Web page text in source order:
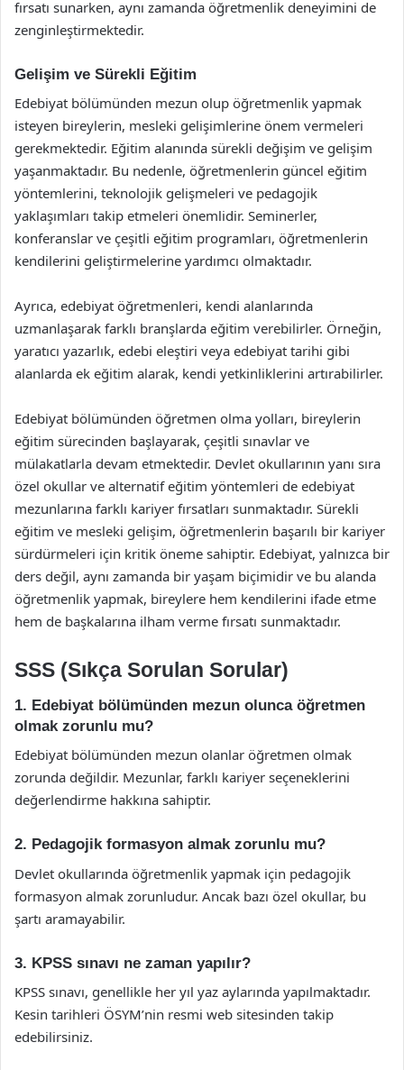
fırsatı sunarken, aynı zamanda öğretmenlik deneyimini de
zenginleştirmektedir.
Gelişim ve Sürekli Eğitim
Edebiyat bölümünden mezun olup öğretmenlik yapmak
isteyen bireylerin, mesleki gelişimlerine önem vermeleri
gerekmektedir. Eğitim alanında sürekli değişim ve gelişim
yaşanmaktadır. Bu nedenle, öğretmenlerin güncel eğitim
yöntemlerini, teknolojik gelişmeleri ve pedagojik
yaklaşımları takip etmeleri önemlidir. Seminerler,
konferanslar ve çeşitli eğitim programları, öğretmenlerin
kendilerini geliştirmelerine yardımcı olmaktadır.
Ayrıca, edebiyat öğretmenleri, kendi alanlarında
uzmanlaşarak farklı branşlarda eğitim verebilirler. Örneğin,
yaratıcı yazarlık, edebi eleştiri veya edebiyat tarihi gibi
alanlarda ek eğitim alarak, kendi yetkinliklerini artırabilirler.
Edebiyat bölümünden öğretmen olma yolları, bireylerin
eğitim sürecinden başlayarak, çeşitli sınavlar ve
mülakatlarla devam etmektedir. Devlet okullarının yanı sıra
özel okullar ve alternatif eğitim yöntemleri de edebiyat
mezunlarına farklı kariyer fırsatları sunmaktadır. Sürekli
eğitim ve mesleki gelişim, öğretmenlerin başarılı bir kariyer
sürdürmeleri için kritik öneme sahiptir. Edebiyat, yalnızca bir
ders değil, aynı zamanda bir yaşam biçimidir ve bu alanda
öğretmenlik yapmak, bireylere hem kendilerini ifade etme
hem de başkalarına ilham verme fırsatı sunmaktadır.
SSS (Sıkça Sorulan Sorular)
1. Edebiyat bölümünden mezun olunca öğretmen
olmak zorunlu mu?
Edebiyat bölümünden mezun olanlar öğretmen olmak
zorunda değildir. Mezunlar, farklı kariyer seçeneklerini
değerlendirme hakkına sahiptir.
2. Pedagojik formasyon almak zorunlu mu?
Devlet okullarında öğretmenlik yapmak için pedagojik
formasyon almak zorunludur. Ancak bazı özel okullar, bu
şartı aramayabilir.
3. KPSS sınavı ne zaman yapılır?
KPSS sınavı, genellikle her yıl yaz aylarında yapılmaktadır.
Kesin tarihleri ÖSYM’nin resmi web sitesinden takip
edebilirsiniz.